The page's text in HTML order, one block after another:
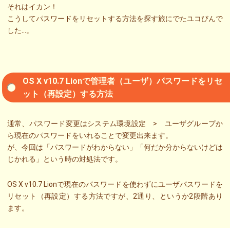
それはイカン！
こうしてパスワードをリセットする方法を探す旅にでたユコびんで
した…。
OS X v10.7 Lionで管理者（ユーザ）パスワードをリセ
ット（再設定）する方法
通常、パスワード変更はシステム環境設定 > ユーザグループか
ら現在のパスワードをいれることで変更出来ます。
が、今回は「パスワードがわからない」「何だか分からないけどは
じかれる」という時の対処法です。
OS X v10.7 Lionで現在のパスワードを使わずにユーザパスワードを
リセット（再設定）する方法ですが、2通り、というか2段階あり
ます。